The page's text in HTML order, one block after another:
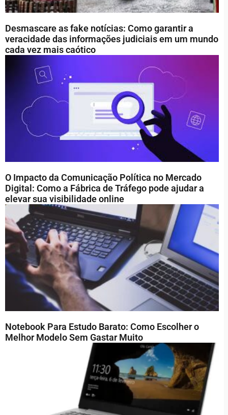
Desmascare as fake notícias: Como garantir a
veracidade das informações judiciais em um mundo
cada vez mais caótico
O Impacto da Comunicação Política no Mercado
Digital: Como a Fábrica de Tráfego pode ajudar a
elevar sua visibilidade online
Notebook Para Estudo Barato: Como Escolher o
Melhor Modelo Sem Gastar Muito